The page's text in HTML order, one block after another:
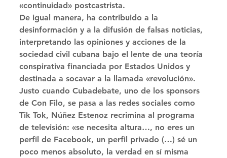
«continuidad» postcastrista.
De igual manera, ha contribuido a la
desinformación y a la difusión de falsas noticias,
interpretando las opiniones y acciones de la
sociedad civil cubana bajo el lente de una teoría
conspirativa financiada por Estados Unidos y
destinada a socavar a la llamada «revolución».
Justo cuando Cubadebate, uno de los sponsors
de Con Filo, se pasa a las redes sociales como
Tik Tok, Núñez Estenoz recrimina al programa
de televisión: «se necesita altura…, no eres un
perfil de Facebook, un perfil privado (…) sé un
poco menos absoluto, la verdad en sí misma